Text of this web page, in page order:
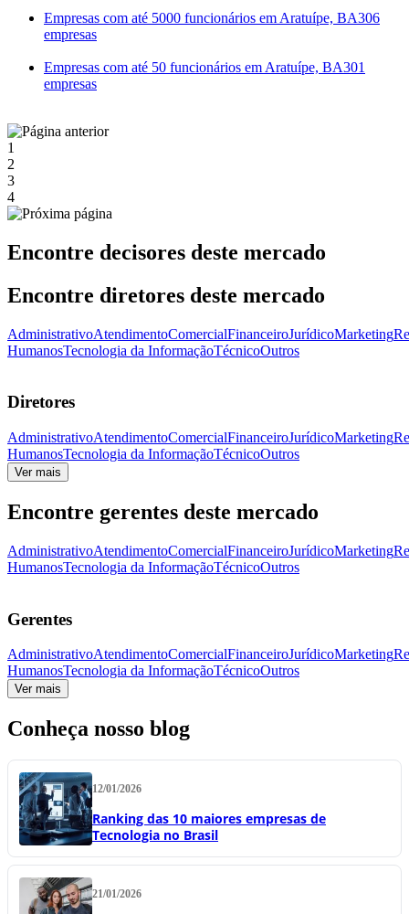
Empresas com até 5000 funcionários em Aratuípe, BA306
empresas
Empresas com até 50 funcionários em Aratuípe, BA301
empresas
1
2
3
4
Encontre decisores deste mercado
Encontre diretores deste mercado
AdministrativoAtendimentoComercialFinanceiroJurídicoMarketing
HumanosTecnologia da InformaçãoTécnicoOutros
Diretores
AdministrativoAtendimentoComercialFinanceiroJurídicoMarketing
HumanosTecnologia da InformaçãoTécnicoOutros
Ver mais
Encontre gerentes deste mercado
AdministrativoAtendimentoComercialFinanceiroJurídicoMarketing
HumanosTecnologia da InformaçãoTécnicoOutros
Gerentes
AdministrativoAtendimentoComercialFinanceiroJurídicoMarketing
HumanosTecnologia da InformaçãoTécnicoOutros
Ver mais
Conheça nosso blog
12/01/2026
Ranking das 10 maiores empresas de
Tecnologia no Brasil
21/01/2026